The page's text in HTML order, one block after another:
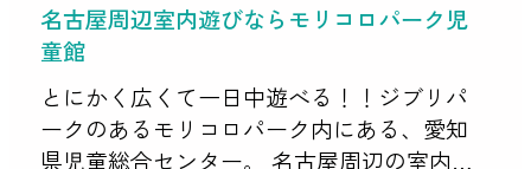
名古屋周辺室内遊びならモリコロパーク児
童館
とにかく広くて一日中遊べる！！ジブリパ
ークのあるモリコロパーク内にある、愛知
県児童総合センター。 名古屋周辺の室内遊